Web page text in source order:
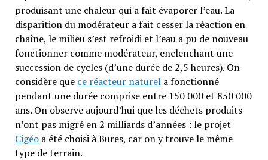
produisant une chaleur qui a fait évaporer l’eau. La
disparition du modérateur a fait cesser la réaction en
chaîne, le milieu s’est refroidi et l’eau a pu de nouveau
fonctionner comme modérateur, enclenchant une
succession de cycles (d’une durée de 2,5 heures). On
considère que ce réacteur naturela fonctionné
pendant une durée comprise entre 150 000 et 850 000
ans. On observe aujourd’hui que les déchets produits
n’ont pas migré en 2 milliards d’années : le projet
Cigéoa été choisi à Bures, car on y trouve le même
type de terrain.